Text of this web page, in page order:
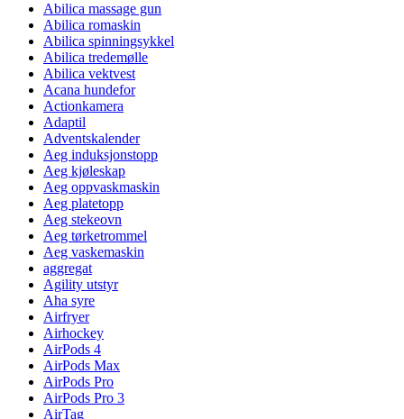
Abilica massage gun
Abilica romaskin
Abilica spinningsykkel
Abilica tredemølle
Abilica vektvest
Acana hundefor
Actionkamera
Adaptil
Adventskalender
Aeg induksjonstopp
Aeg kjøleskap
Aeg oppvaskmaskin
Aeg platetopp
Aeg stekeovn
Aeg tørketrommel
Aeg vaskemaskin
aggregat
Agility utstyr
Aha syre
Airfryer
Airhockey
AirPods 4
AirPods Max
AirPods Pro
AirPods Pro 3
AirTag